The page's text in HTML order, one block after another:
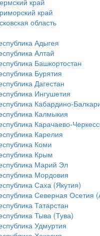
край
край
область
Адыгея
Алтай
Башкортостан
Бурятия
Дагестан
Ингушетия
Кабардино-
Калмыкия
Карачаево-
Карелия
Коми
Крым
Марий Эл
Мордовия
Саха (Якутия)
Северная Осетия
Татарстан
Тыва (Тува)
Удмуртия